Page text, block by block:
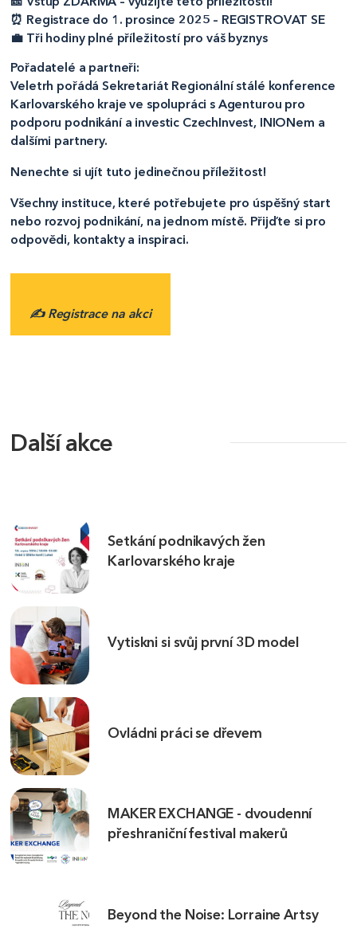
⏰ Registrace do 1. prosince 2025 – REGISTROVAT SE
💼 Tři hodiny plné příležitostí pro váš byznys
Pořadatelé a partneři:
Veletrh pořádá Sekretariát Regionální stálé konference
Karlovarského kraje ve spolupráci s Agenturou pro
podporu podnikání a investic CzechInvest, INIONem a
dalšími partnery.
Nenechte si ujít tuto jedinečnou příležitost!
Všechny instituce, které potřebujete pro úspěšný start
nebo rozvoj podnikání, na jednom místě. Přijďte si pro
odpovědi, kontakty a inspiraci.
✍️ Registrace na akci
Další akce
Setkání podnikavých žen
Karlovarského kraje
Vytiskni si svůj první 3D model
Ovládni práci se dřevem
MAKER EXCHANGE - dvoudenní
přeshraniční festival makerů
Beyond the Noise: Lorraine Artsy